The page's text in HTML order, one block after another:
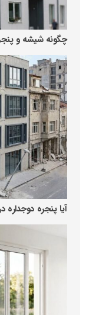
چگونه شیشه و
آیا پنجره دوجداره